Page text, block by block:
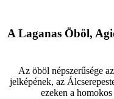
A Laganas Öböl,
Az öböl népszerűsége
jelképének, az
ezeken a